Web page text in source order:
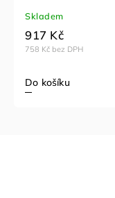
Skladem
758 Kč bez DPH
917 Kč
Do košíku